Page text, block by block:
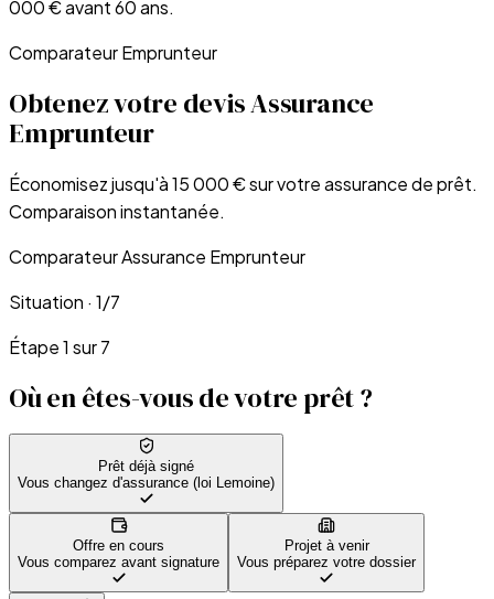
000 € avant 60 ans.
Comparateur Emprunteur
Obtenez votre devis Assurance
Emprunteur
Économisez jusqu'à 15 000 € sur votre assurance de prêt.
Comparaison instantanée.
Comparateur Assurance Emprunteur
Situation · 1/7
Étape 1 sur 7
Où en êtes-vous de votre prêt ?
Prêt déjà signé
Vous changez d'assurance (loi Lemoine)
Offre en cours
Vous comparez avant signature
Projet à venir
Vous préparez votre dossier